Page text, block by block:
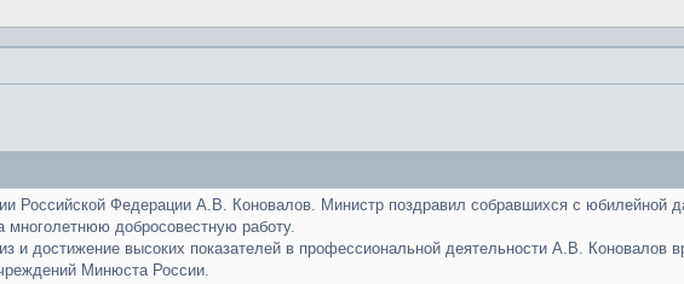
Российской Федерации А.В. Коновалов. Министр поздравил собравшихся с юбилейной
добросовестную работу.
и достижение высоких показателей в профессиональной деятельности А.В. Коновалов
Минюста России.